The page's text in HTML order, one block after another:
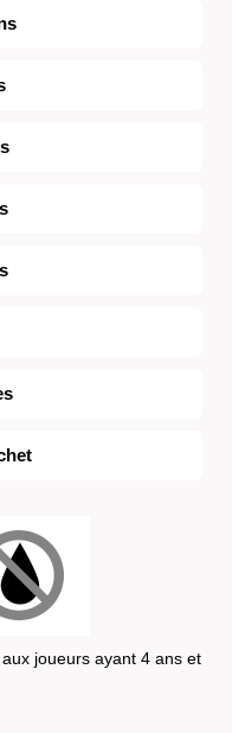
joueurs ayant 4 ans et